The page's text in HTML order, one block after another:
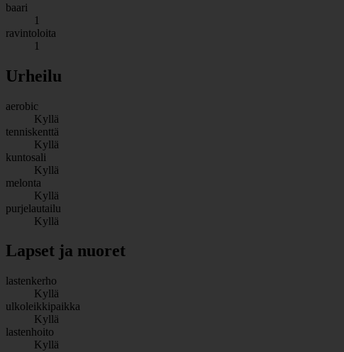
baari
1
ravintoloita
1
Urheilu
aerobic
Kyllä
tenniskenttä
Kyllä
kuntosali
Kyllä
melonta
Kyllä
purjelautailu
Kyllä
Lapset ja nuoret
lastenkerho
Kyllä
ulkoleikkipaikka
Kyllä
lastenhoito
Kyllä